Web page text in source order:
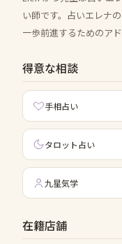
い師です。占いエレナ
一歩前進するためのア
得意な相談
手相占い
タロット占い
九星気学
在籍店舗